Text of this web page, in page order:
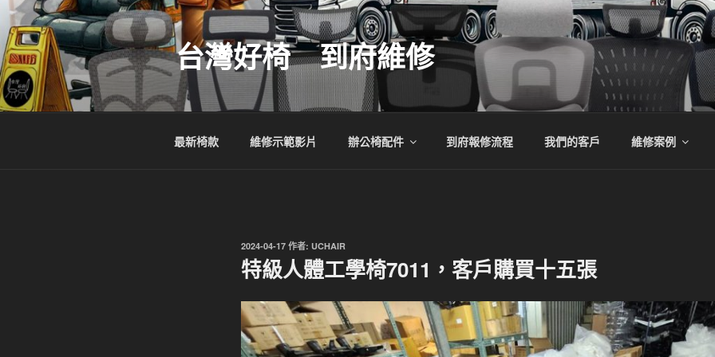
跳
至
主
要
內
容
台灣好椅 到府維修
最新椅款 維修示範影片 辦公椅配件 到府報修流程 我們的客戶 維修案例
發
佈
於
2024-04-17 作者: UCHAIR
特級人體工學椅7011，客戶購買十五張